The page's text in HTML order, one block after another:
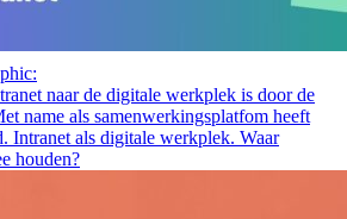
naar de digitale werkplek is door de
name als samenwerkingsplatfom heeft
Intranet als digitale werkplek. Waar
houden?